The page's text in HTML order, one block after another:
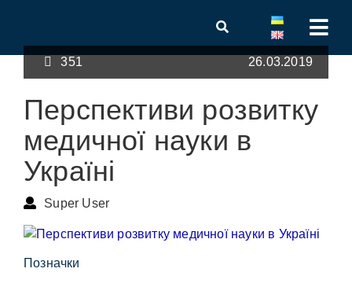
351 26.03.2019
Перспективи розвитку
медичної науки в
Україні
Super User
Позначки